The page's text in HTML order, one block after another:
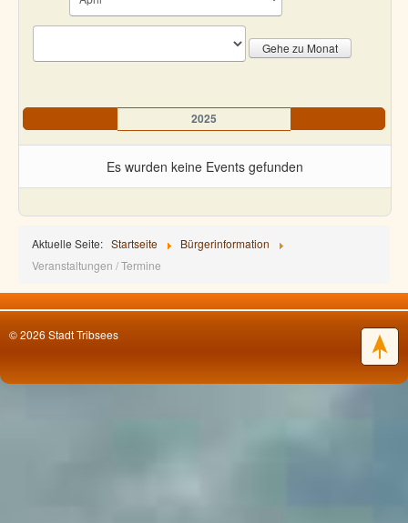
Gehe zu Monat
2025
Es wurden keine Events gefunden
Limite der Paginierungsliste
Aktuelle Seite: Startseite
Bürgerinformation
Veranstaltungen / Termine
© 2026 Stadt Tribsees